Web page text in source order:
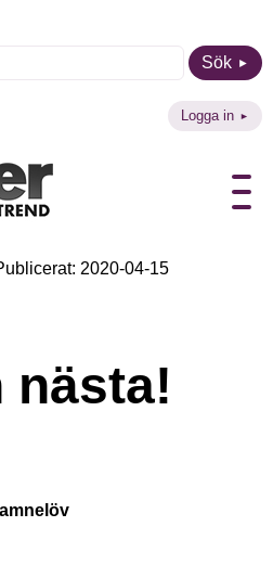
Sök
Logga in
2020-04-15
nästa!